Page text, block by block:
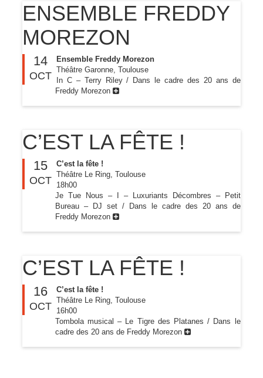
ENSEMBLE FREDDY
MOREZON
14
OCT
Ensemble Freddy Morezon
Théâtre Garonne, Toulouse
In C – Terry Riley / Dans le cadre des 20 ans de
Freddy Morezon
C’EST LA FÊTE !
15
OCT
C’est la fête !
Théâtre Le Ring, Toulouse
18h00
Je Tue Nous – I – Luxuriants Décombres – Petit
Bureau – DJ set / Dans le cadre des 20 ans de
Freddy Morezon
C’EST LA FÊTE !
16
OCT
C’est la fête !
Théâtre Le Ring, Toulouse
16h00
Tombola musical – Le Tigre des Platanes / Dans le
cadre des 20 ans de Freddy Morezon